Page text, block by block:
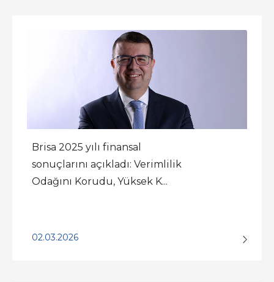
Brisa 2025 yılı finansal
sonuçlarını açıkladı: Verimlilik
Odağını Korudu, Yüksek K...
02.03.2026